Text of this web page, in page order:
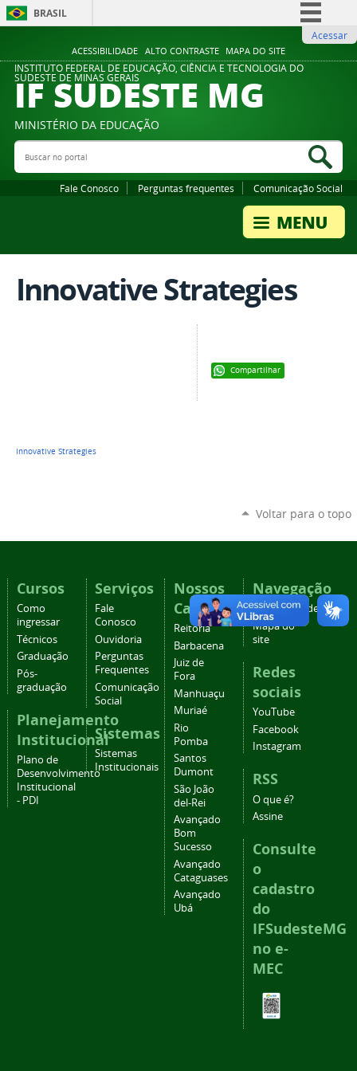
ACESSIBILIDADE ALTO CONTRASTE MAPA DO SITE
BRASIL
Comunica BR
Participe
Legislação
Acessar
INSTITUTO FEDERAL DE EDUCAÇÃO, CIÊNCIA E TECNOLOGIA DO
SUDESTE DE MINAS GERAIS
IF SUDESTE MG
MINISTÉRIO DA EDUCAÇÃO
Buscar no portal
Fale Conosco Perguntas frequentes Comunicação Social
Innovative Strategies
Compartilhar
Innovative Strategies
Voltar para o topo
Cursos
Como
ingressar
Técnicos
Graduação
Pós-
graduação
Planejamento
Institucional
Plano de
Desenvolvimento
Institucional
- PDI
Serviços
Fale
Conosco
Ouvidoria
Perguntas
Frequentes
Comunicação
Social
Sistemas
Sistemas
Institucionais
Nossos
Campi
Reitoria
Barbacena
Juiz de
Fora
Manhuaçu
Muriaé
Rio
Pomba
Santos
Dumont
São João
del-Rei
Avançado
Bom
Sucesso
Avançado
Cataguases
Avançado
Ubá
Navegação
Acessibilidade
Mapa do
site
Redes
sociais
YouTube
Facebook
Instagram
RSS
O que é?
Assine
Consulte
o
cadastro
do
IFSudesteMG
no e-
MEC